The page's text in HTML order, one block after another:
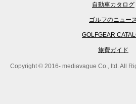
自動車カタログ
ゴルフのニュース
GOLFGEAR
旅費ガイド
Copyright © 2016- mediavague Co., ltd. All